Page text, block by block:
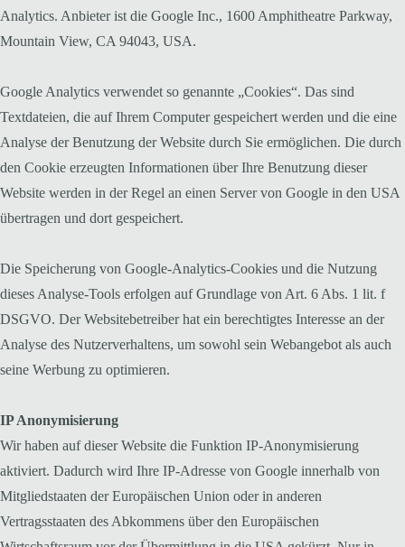
Analytics. Anbieter ist die Google Inc., 1600 Amphitheatre Parkway,
Mountain View, CA 94043, USA.
Google Analytics verwendet so genannte „Cookies“. Das sind
Textdateien, die auf Ihrem Computer gespeichert werden und die eine
Analyse der Benutzung der Website durch Sie ermöglichen. Die durch
den Cookie erzeugten Informationen über Ihre Benutzung dieser
Website werden in der Regel an einen Server von Google in den USA
übertragen und dort gespeichert.
Die Speicherung von Google-Analytics-Cookies und die Nutzung
dieses Analyse-Tools erfolgen auf Grundlage von Art. 6 Abs. 1 lit. f
DSGVO. Der Websitebetreiber hat ein berechtigtes Interesse an der
Analyse des Nutzerverhaltens, um sowohl sein Webangebot als auch
seine Werbung zu optimieren.
IP Anonymisierung
Wir haben auf dieser Website die Funktion IP-Anonymisierung
aktiviert. Dadurch wird Ihre IP-Adresse von Google innerhalb von
Mitgliedstaaten der Europäischen Union oder in anderen
Vertragsstaaten des Abkommens über den Europäischen